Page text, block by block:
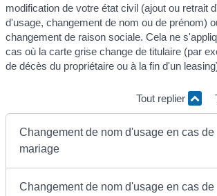
modification de votre état civil (ajout ou retrait
d'usage, changement de nom ou de prénom)
changement de raison sociale. Cela ne
cas où la carte grise change de titulaire (par
de décès du propriétaire ou à la fin d'un
Tout replier
Changement de nom d'usage en cas de
mariage
Changement de nom d'usage en cas de